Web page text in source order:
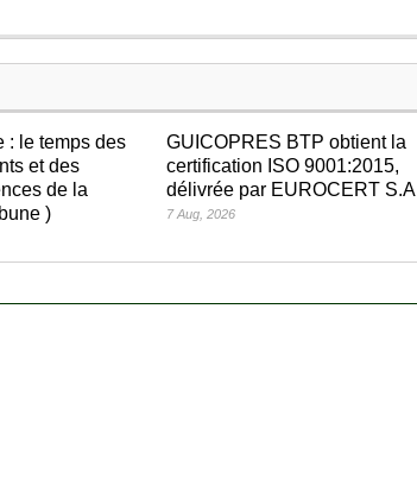
: le temps des
et des
de la
)
GUICOPRES BTP obtient la
certification ISO 9001:2015,
délivrée par EUROCERT S.A
7 Aug, 2026